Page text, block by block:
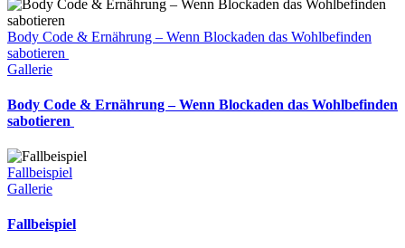
Body Code & Ernährung – Wenn Blockaden das Wohlbefinden
sabotieren
Gallerie
Body Code & Ernährung – Wenn Blockaden das Wohlbefinden
sabotieren
Fallbeispiel
Gallerie
Fallbeispiel